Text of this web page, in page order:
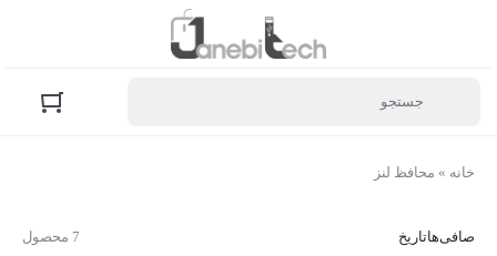
خانه » محافظ لنز
7 محصول صافی‌هاتاریخ